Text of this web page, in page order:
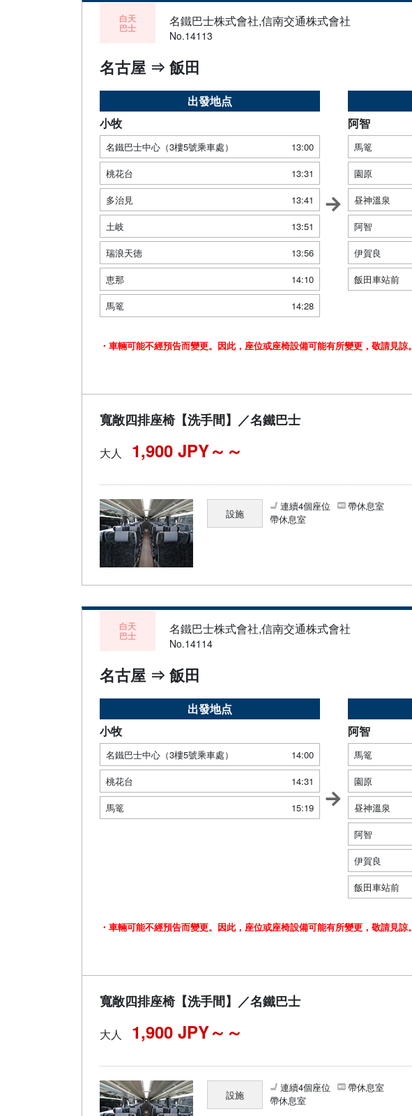
白天
巴士 名鐵巴士株式會社,信南交通株式會社
No.14113
名古屋 ⇒ 飯田
出發地点
小牧
名鐵巴士中心（3樓5號乘車處）
13:00
桃花台
13:31
多治見
13:41
土岐
13:51
瑞浪天徳
13:56
恵那
14:10
馬篭
14:28
阿智
馬篭
園原
昼神溫泉
阿智
伊賀良
飯田車站前
・車輛可能不經預告而變更。因此，座位或座椅設備可能有所變更，敬請見諒。
寬敞四排座椅【洗手間】／名鐵巴士
大人 1,900 JPY～
設施
連續4個座位
帶休息室
帶休息室
白天
巴士 名鐵巴士株式會社,信南交通株式會社
No.14114
名古屋 ⇒ 飯田
出發地点
小牧
名鐵巴士中心（3樓5號乘車處）
14:00
桃花台
14:31
馬篭
15:19
阿智
馬篭
園原
昼神溫泉
阿智
伊賀良
飯田車站前
・車輛可能不經預告而變更。因此，座位或座椅設備可能有所變更，敬請見諒。
寬敞四排座椅【洗手間】／名鐵巴士
大人 1,900 JPY～
設施
連續4個座位
帶休息室
帶休息室